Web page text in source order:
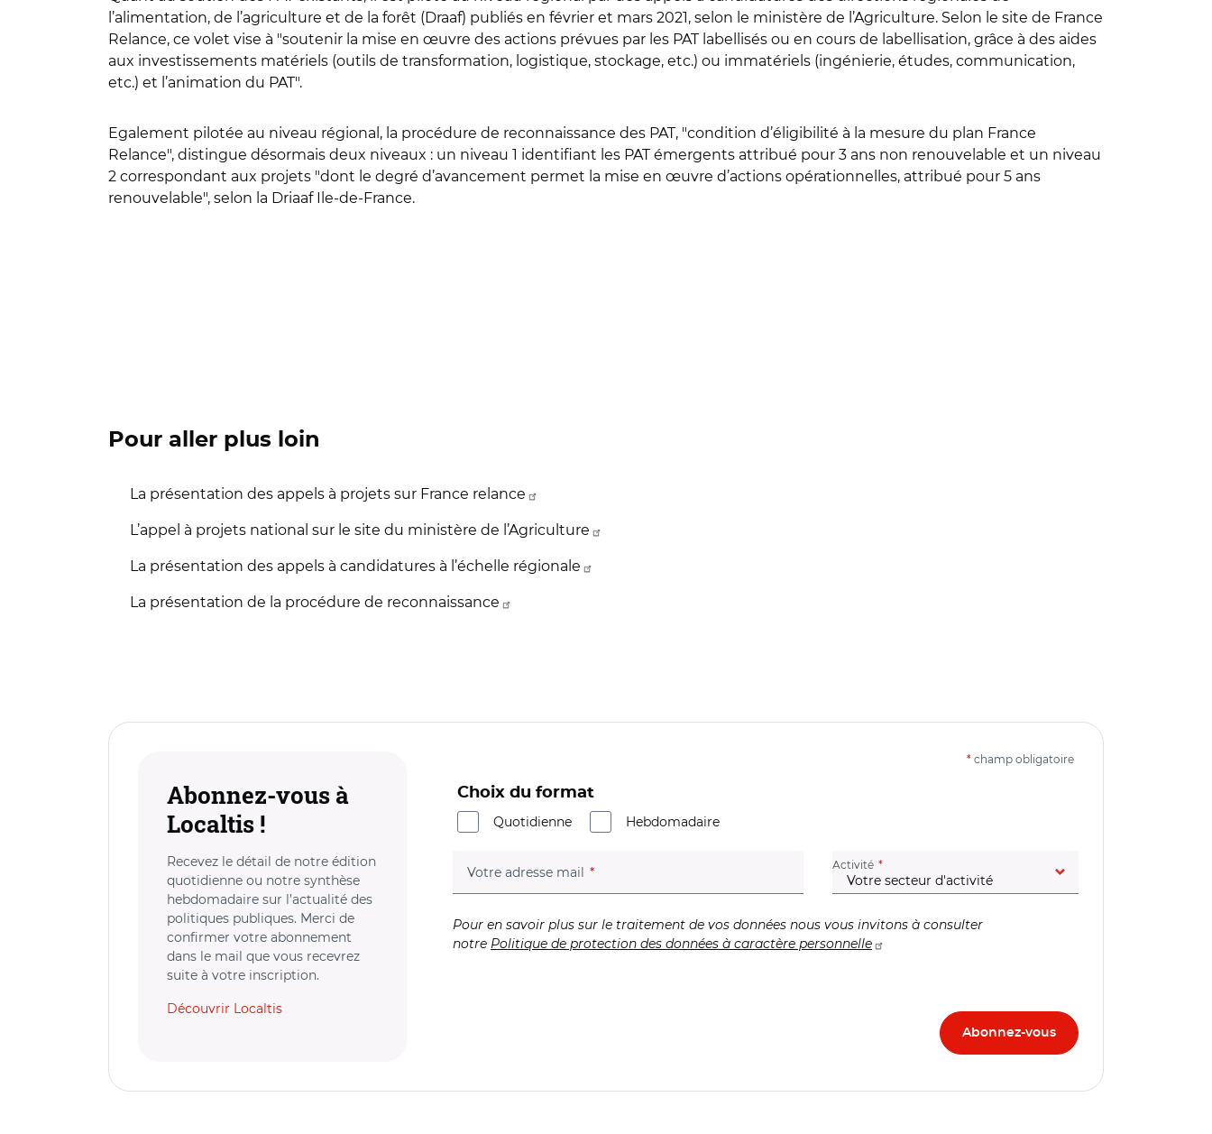
l’alimentation, de l’agriculture et de la forêt (Draaf) publiés en février et mars 2021, selon le ministère de l’Agriculture. Selon le site de France
Relance, ce volet vise à "soutenir la mise en œuvre des actions prévues par les PAT labellisés ou en cours de labellisation, grâce à des aides
aux investissements matériels (outils de transformation, logistique, stockage, etc.) ou immatériels (ingénierie, études, communication,
etc.) et l’animation du PAT".
Egalement pilotée au niveau régional, la procédure de reconnaissance des PAT, "condition d’éligibilité à la mesure du plan France
Relance", distingue désormais deux niveaux : un niveau 1 identifiant les PAT émergents attribué pour 3 ans non renouvelable et un niveau
2 correspondant aux projets "dont le degré d’avancement permet la mise en œuvre d’actions opérationnelles, attribué pour 5 ans
renouvelable", selon la Driaaf Ile-de-France.
Pour aller plus loin
La présentation des appels à projets sur France relance
L’appel à projets national sur le site du ministère de l’Agriculture
La présentation des appels à candidatures à l’échelle régionale
La présentation de la procédure de reconnaissance
Abonnez-vous à
Localtis !
Recevez le détail de notre édition
quotidienne ou notre synthèse
hebdomadaire sur l’actualité des
politiques publiques. Merci de
confirmer votre abonnement
dans le mail que vous recevrez
suite à votre inscription.
Découvrir Localtis
* champ obligatoire
Choix du format
Quotidienne
Hebdomadaire
Votre adresse mail (champ obligatoire) Activité (champ obligatoire)
Pour en savoir plus sur le traitement de vos données nous vous invitons à consulter
notre Politique de protection des données à caractère personnelle